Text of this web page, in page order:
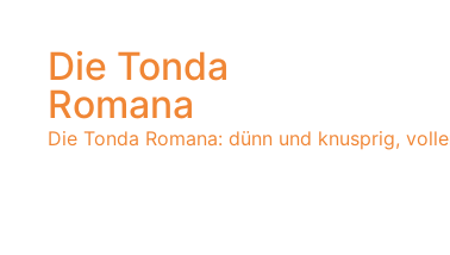
Die Tonda
Romana
Die Tonda Romana: dünn und knusprig,